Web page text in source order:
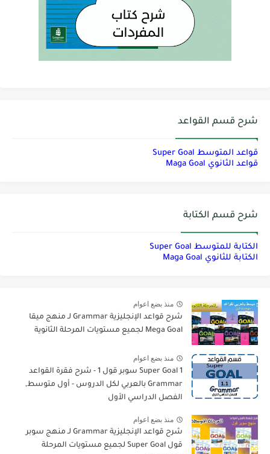
شرح قسم القواعد
قواعد المتوسط Super Goal
قواعد الثانوي Maga Goal
شرح قسم الكتابة
الكتابة للمتوسط Super Goal
الكتابة للثانوي Maga Goal
منذ بضع اعوام
شرح قواعد الإنجليزية Grammar لـ منهج ميقا
Mega Goal لجميع مستويات المرحلة الثانوية
منذ بضع اعوام
Super Goal 1 سوبر قول 1 - شرح فقرة القواعد
Grammar بالعربي لكل الدروس - أول متوسط,
الفصل الدراسي الأول
منذ بضع اعوام
شرح قواعد الإنجليزية Grammar لـ منهج سوبر
قول Super Goal لجميع مستويات المرحلة